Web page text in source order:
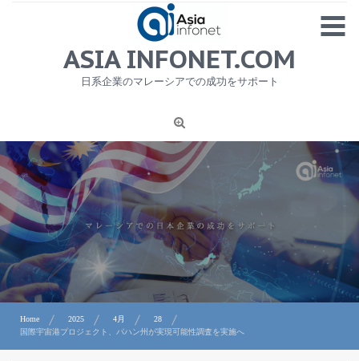
MENU
1
ニュース
労務サービス
プライバシーポリシー及び著作権について
お問合せ
ASIA INFONET.COM
日系企業のマレーシアでの成功をサポート
Home 2025 4月
28
国際宇宙港プロジェクト、パハン州が実現可能性調査を実施へ